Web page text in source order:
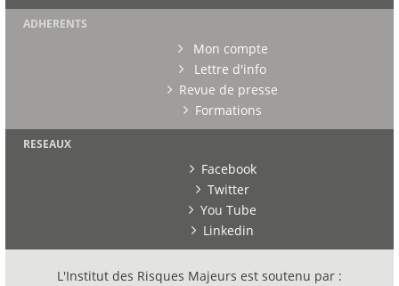
ADHERENTS
Mon compte
Lettre d'info
Revue de presse
Formations
RESEAUX
Facebook
Twitter
You Tube
Linkedin
L'Institut des Risques Majeurs est soutenu par :